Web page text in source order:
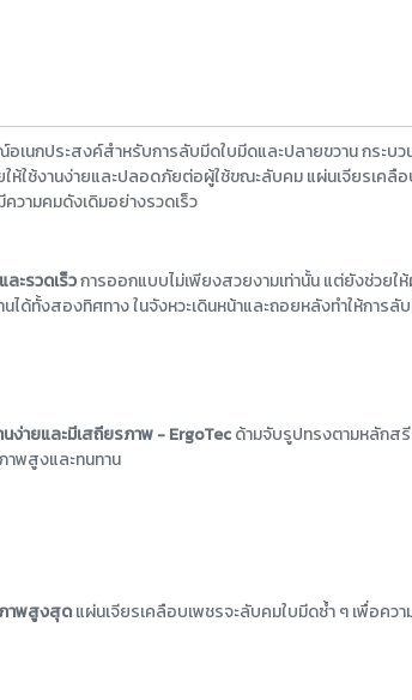
เนกประสงค์สำหรับการลับมีดใบมีดและปลายขวาน กระบ
ใช้งานง่ายและปลอดภัยต่อผู้ใช้ขณะลับคม แผ่นเจียรเคลื
วามคมดังเดิมอย่างรวดเร็ว
ละรวดเร็วการออกแบบไม่เพียงสวยงามเท่านั้น แต่ยังช่วย
นได้ทั้งสองทิศทาง ในจังหวะเดินหน้าและถอยหลังทำให้การ
นง่ายและมีเสถียรภาพ - ErgoTecด้ามจับรูปทรงตามหลักส
พสูงและทนทาน
าพสูงสุดแผ่นเจียรเคลือบเพชรจะลับคมใบมีดซ้ำ ๆ เพื่อค